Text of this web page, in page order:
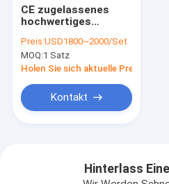
CE zugelassenes
hochwertiges
Intramedullary-
Medizininstrument
für interne Fixierung
Preis:USD1800~2000/Set
MOQ:1 Satz
Holen Sie sich aktuelle Preis
Kontakt
Hinterlass